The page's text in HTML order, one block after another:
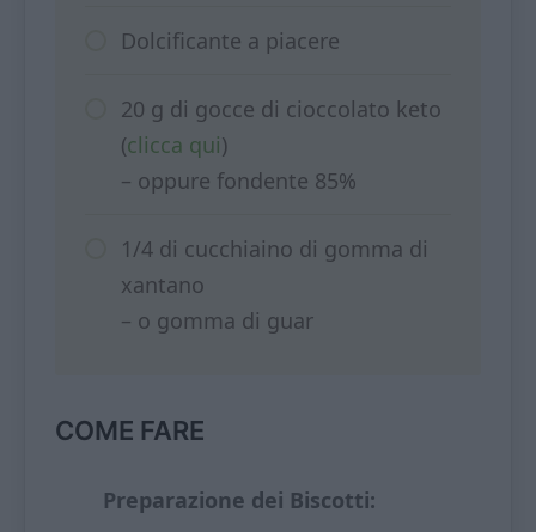
Dolcificante a piacere
20 g di gocce di cioccolato keto
(clicca qui)
– oppure fondente 85%
1/4 di cucchiaino di gomma di
xantano
– o gomma di guar
COME FARE
Preparazione dei Biscotti: